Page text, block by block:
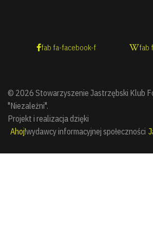
fab fa-facebook-f
fab
© 2026 Stowarzyszenie Jastrzębski Klub
"Niezależni".
Projekt i realizacja dzięki
Ahoj!wydawcy informacyjnej społeczności